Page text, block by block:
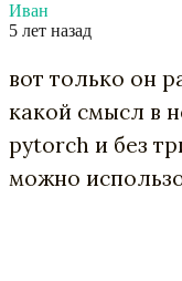
Иван
5 лет назад
вот только он
какой смысл в
pytorch и без
можно